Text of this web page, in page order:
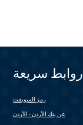
روابط سريعة
رمز السويفت
عن بنك الأردن - الأردن